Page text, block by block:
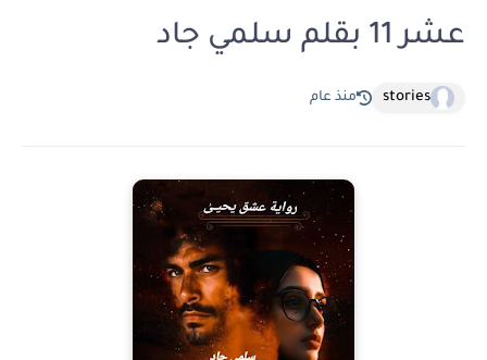
عشر 11 بقلم سلمي جاد
stories منذ عام